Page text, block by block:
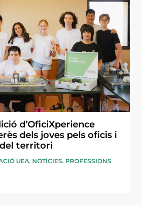
d’OficiXperience
dels joves pels oficis i
territori
UEA, NOTÍCIES, PROFESSIONS